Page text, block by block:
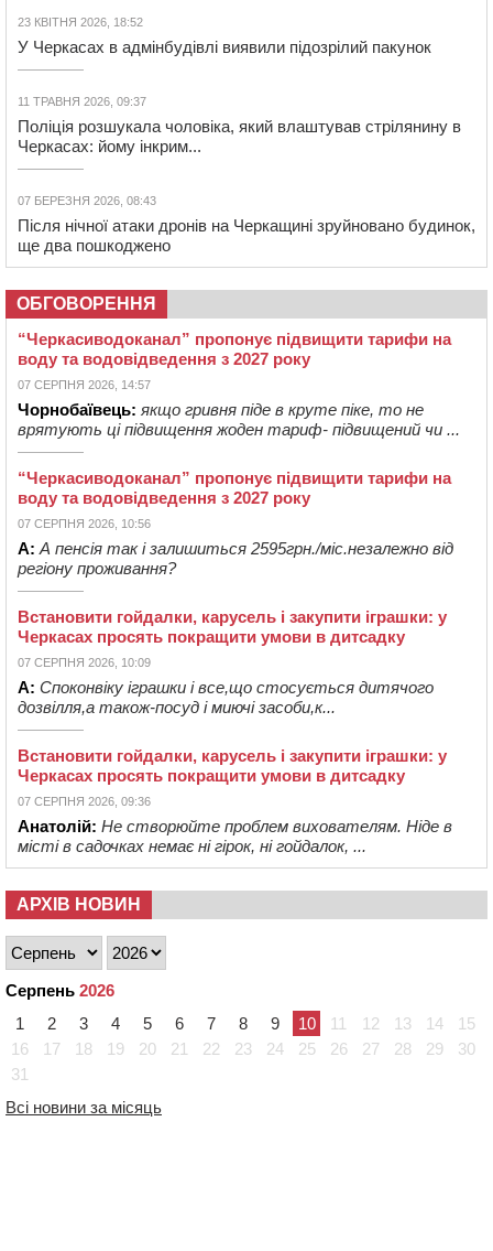
23 КВІТНЯ 2026, 18:52
У Черкасах в адмінбудівлі виявили підозрілий пакунок
11 ТРАВНЯ 2026, 09:37
Поліція розшукала чоловіка, який влаштував стрілянину в
Черкасах: йому інкрим...
07 БЕРЕЗНЯ 2026, 08:43
Після нічної атаки дронів на Черкащині зруйновано будинок,
ще два пошкоджено
ОБГОВОРЕННЯ
“Черкасиводоканал” пропонує підвищити тарифи на
воду та водовідведення з 2027 року
07 СЕРПНЯ 2026, 14:57
Чорнобаївець: якщо гривня піде в круте піке, то не
врятують ці підвищення жоден тариф- підвищений чи ...
“Черкасиводоканал” пропонує підвищити тарифи на
воду та водовідведення з 2027 року
07 СЕРПНЯ 2026, 10:56
А: А пенсія так і залишиться 2595грн./міс.незалежно від
регіону проживання?
Встановити гойдалки, карусель і закупити іграшки: у
Черкасах просять покращити умови в дитсадку
07 СЕРПНЯ 2026, 10:09
А: Споконвіку іграшки і все,що стосується дитячого
дозвілля,а також-посуд і миючі засоби,к...
Встановити гойдалки, карусель і закупити іграшки: у
Черкасах просять покращити умови в дитсадку
07 СЕРПНЯ 2026, 09:36
Анатолій: Не створюйте проблем вихователям. Ніде в
місті в садочках немає ні гірок, ні гойдалок, ...
АРХІВ НОВИН
Серпень 2026
1
2 3 4 5 6 7 8 9 10 11 12 13 14
15
16
17 18 19 20 21 22 23 24 25 26 27 28 29
30
31
Всі новини за місяць